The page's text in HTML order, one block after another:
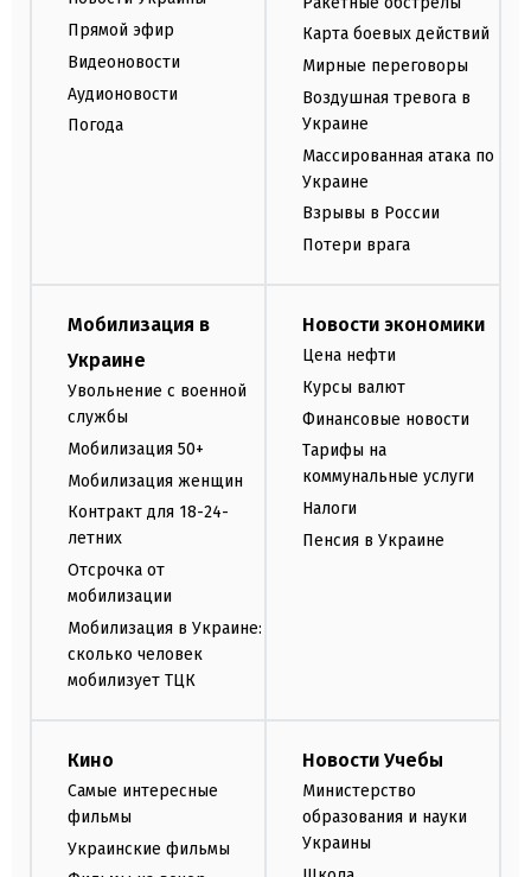
Прямой эфир
Видеоновости
Аудионовости
Погода
Карта боевых действий
Мирные переговоры
Воздушная тревога в
Украине
Массированная атака по
Украине
Взрывы в России
Потери врага
Мобилизация в
Украине
Увольнение с военной
службы
Мобилизация 50+
Мобилизация женщин
Контракт для 18-24-
летних
Отсрочка от
мобилизации
Мобилизация в Украине:
сколько человек
мобилизует ТЦК
Новости экономики
Цена нефти
Курсы валют
Финансовые новости
Тарифы на
коммунальные услуги
Налоги
Пенсия в Украине
Кино
Самые интересные
фильмы
Украинские фильмы
Новости Учебы
Министерство
образования и науки
Украины